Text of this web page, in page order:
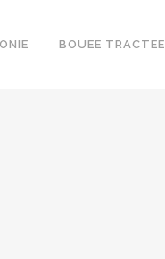
BOUEE TRACTEE